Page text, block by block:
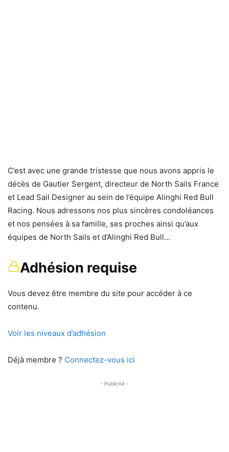
C’est avec une grande tristesse que nous avons appris le
décès de Gautier Sergent, directeur de North Sails France
et Lead Sail Designer au sein de l’équipe Alinghi Red Bull
Racing. Nous adressons nos plus sincères condoléances
et nos pensées à sa famille, ses proches ainsi qu’aux
équipes de North Sails et d’Alinghi Red Bull…
Adhésion requise
Vous devez être membre du site pour accéder à ce
contenu.
Voir les niveaux d’adhésion
Déjà membre ? Connectez-vous ici
- Publicité -